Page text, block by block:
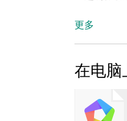
首先从制作
此外，藤子
在寻找食
更多
在电脑